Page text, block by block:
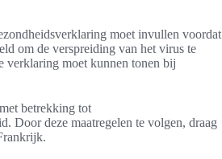
moet invullen voordat
om de verspreiding van het virus te
verklaring moet kunnen tonen bij
betrekking tot
Door deze maatregelen te volgen, draag